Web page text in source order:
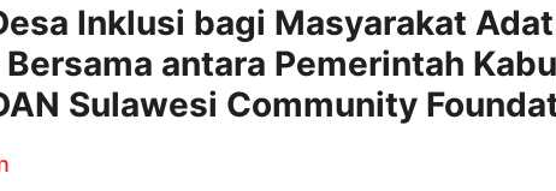
Inklusi bagi Masyarakat
antara Pemerintah
Sulawesi Community